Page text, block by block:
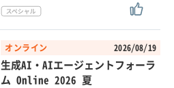
オンライン 2026/08/19
生成AI・AIエージェントフォーラ
ム Online 2026 夏